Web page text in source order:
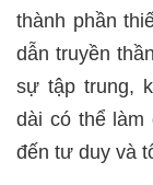
thành phần
dẫn truyền
sự tập trung,
dài có thể làm
đến tư duy và